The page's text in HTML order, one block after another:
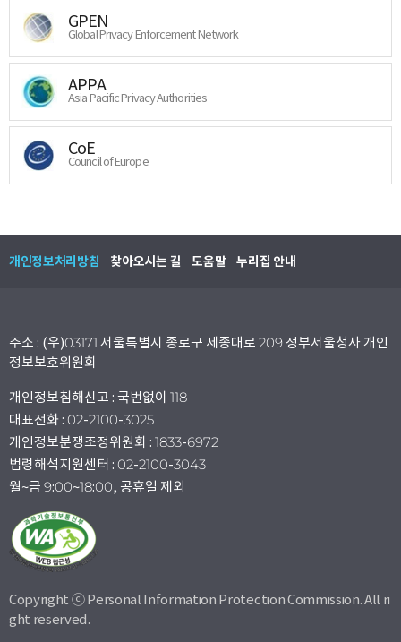
GPEN
Global Privacy Enforcement Network
APPA
Asia Pacific Privacy Authorities
CoE
Council of Europe
개인정보처리방침 찾아오시는 길 도움말 누리집 안내
주소 : (우)03171 서울특별시 종로구 세종대로 209 정부서울청사 개인
정보보호위원회
개인정보침해신고 : 국번없이 118
대표전화 : 02-2100-3025
개인정보분쟁조정위원회 : 1833-6972
법령해석지원센터 : 02-2100-3043
월~금 9:00~18:00, 공휴일 제외
Copyright ⓒ Personal Information Protection Commission. All ri
ght reserved.